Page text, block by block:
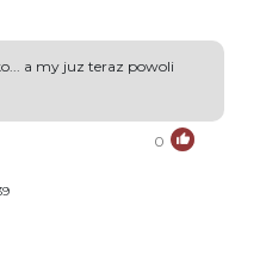
a my juz teraz powoli
0